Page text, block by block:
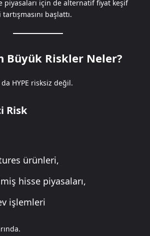
piyasaları için de alternatif fiyat keşif
başlattı.
Büyük Riskler Neler?
HYPE risksiz değil.
Risk
ürünleri,
hisse piyasaları,
işlemleri